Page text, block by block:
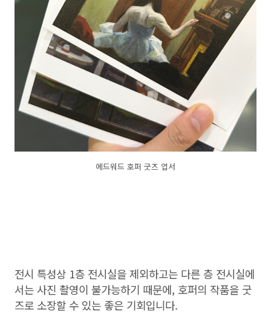
에드워드 호퍼 굿즈 엽서
전시 특성상 1층 전시실을 제외하고는 다른 층 전시실에
서는 사진 촬영이 불가능하기 때문에, 호퍼의 작품을 굿
즈로 소장할 수 있는 좋은 기회입니다.